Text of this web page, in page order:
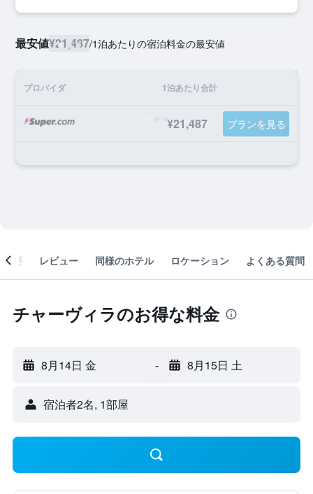
最安値¥21,487/1泊あたりの宿泊料金の最安値
プロバイダ 1泊あたり合計
¥21,487 プランを見る
概要 レビュー 同様のホテル ロケーション よくある質問
チャーヴィラのお得な料金
8月14日 金 - 8月15日 土
宿泊者2名, 1​部屋